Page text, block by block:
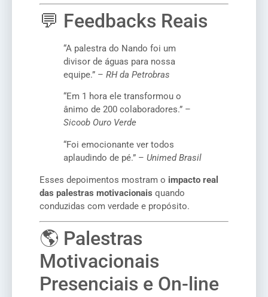
💬 Feedbacks Reais
“A palestra do Nando foi um
divisor de águas para nossa
equipe.” – RH da Petrobras
“Em 1 hora ele transformou o
ânimo de 200 colaboradores.” –
Sicoob Ouro Verde
“Foi emocionante ver todos
aplaudindo de pé.” – Unimed Brasil
Esses depoimentos mostram o impacto real
das palestras motivacionais quando
conduzidas com verdade e propósito.
🌎 Palestras
Motivacionais
Presenciais e On-line